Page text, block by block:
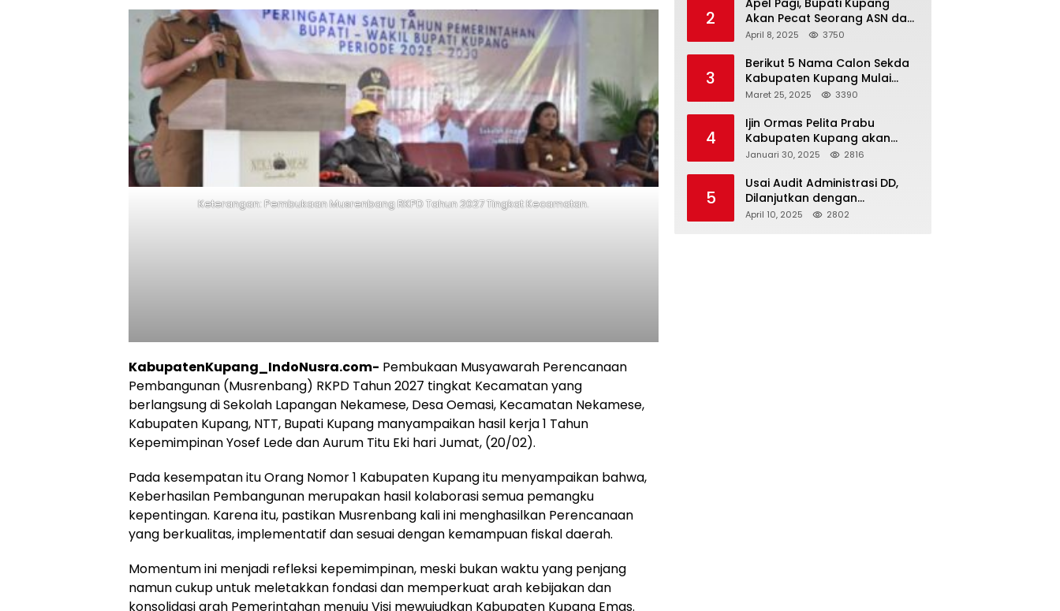
Keterangan: Pembukaan Musrenbang RKPD Tahun 2027 Tingkat Kecamatan.
KabupatenKupang_IndoNusra.com- Pembukaan Musyawarah Perencanaan
Pembangunan (Musrenbang) RKPD Tahun 2027 tingkat Kecamatan yang
berlangsung di Sekolah Lapangan Nekamese, Desa Oemasi, Kecamatan Nekamese,
Kabupaten Kupang, NTT, Bupati Kupang manyampaikan hasil kerja 1 Tahun
Kepemimpinan Yosef Lede dan Aurum Titu Eki hari Jumat, (20/02).
Pada kesempatan itu Orang Nomor 1 Kabupaten Kupang itu menyampaikan bahwa,
Keberhasilan Pembangunan merupakan hasil kolaborasi semua pemangku
kepentingan. Karena itu, pastikan Musrenbang kali ini menghasilkan Perencanaan
yang berkualitas, implementatif dan sesuai dengan kemampuan fiskal daerah.
Momentum ini menjadi refleksi kepemimpinan, meski bukan waktu yang penjang
namun cukup untuk meletakkan fondasi dan memperkuat arah kebijakan dan
konsolidasi arah Pemerintahan menuju Visi mewujudkan Kabupaten Kupang Emas.
2
Apel Pagi, Bupati Kupang
Akan Pecat Seorang ASN dan
Kepala Desa
April 8, 2025 3750
3
Berikut 5 Nama Calon Sekda
Kabupaten Kupang Mulai
Muncul
Maret 25, 2025 3390
4
Ijin Ormas Pelita Prabu
Kabupaten Kupang akan
Dicabut
Januari 30, 2025 2816
5
Usai Audit Administrasi DD,
Dilanjutkan dengan
Pemeriksaan Fisik
April 10, 2025 2802